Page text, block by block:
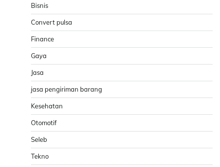
Bisnis
Convert pulsa
Finance
Gaya
Jasa
jasa pengiriman barang
Kesehatan
Otomotif
Seleb
Tekno